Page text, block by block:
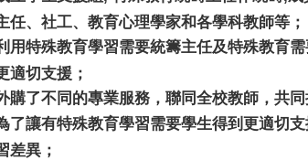
任、社工、教育心理學家和各學科教師等；
用特殊教育學習需要統籌主任及特殊教育
適切支援；
購了不同的專業服務，聯同全校教師，共
了讓有特殊教育學習需要學生得到更適切
差異；